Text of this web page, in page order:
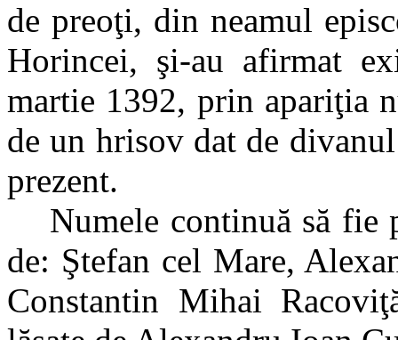
de preoţi, din neamul
Horincei, şi-au afirmat
martie 1392, prin apariţia
de un hrisov dat de
prezent.
Numele continuă să fie
de: Ştefan cel Mare,
Constantin Mihai